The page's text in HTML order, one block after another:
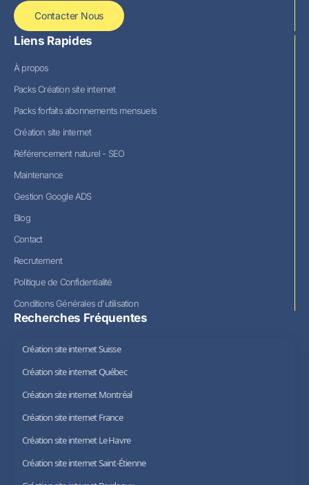
Contacter Nous
Liens Rapides
À propos
Packs Création site internet
Packs forfaits abonnements mensuels
Création site internet
Référencement naturel - SEO
Maintenance
Gestion Google ADS
Blog
Contact
Recrutement
Politique de Confidentialité
Conditions Générales d'utilisation
Recherches Fréquentes
Création site internet Suisse
Création site internet Québec
Création site internet Montréal
Création site internet France
Création site internet Le Havre
Création site internet Saint-Étienne